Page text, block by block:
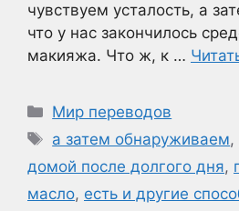
чувствуем усталость, а
что у нас закончилось
макияжа. Что ж, к …
Рубрики
Мир переводов
Метки
а затем обнаруживаем,
домой после долгого дня,
масло, есть и другие